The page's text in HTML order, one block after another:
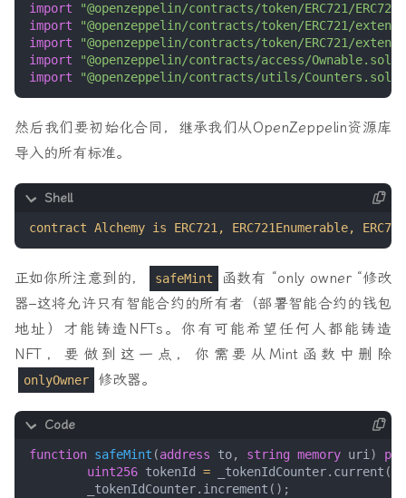
import
"@openzeppelin/contracts/token/ERC721/
import
"@openzeppelin/contracts/token/ERC721/
import
"@openzeppelin/contracts/token/ERC721/
import
"@openzeppelin/contracts/access/Ownable.sol"
import
"@openzeppelin/contracts/utils/Counters.sol"
然后我们要初始化合同，继承我们从OpenZeppelin资源库
导入的所有标准。
contract Alchemy is ERC721, ERC721Enumerable,
正如你所注意到的， safeMint
函数有 “only owner “修改
器–这将允许只有智能合约的所有者（部署智能合约的钱包
地址）才能铸造NFTs。你有可能希望任何人都能铸造
NFT，要做到这一点，你需要从Mint函数中删除
onlyOwner 修改器。
function safeMint (address to, string memory uri)
uint256 tokenId = _tokenIdCounter. current ();
_tokenIdCounter. increment ();